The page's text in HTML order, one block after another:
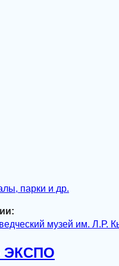
парки и др.
музей им. Л.Р.
ЭКСПО